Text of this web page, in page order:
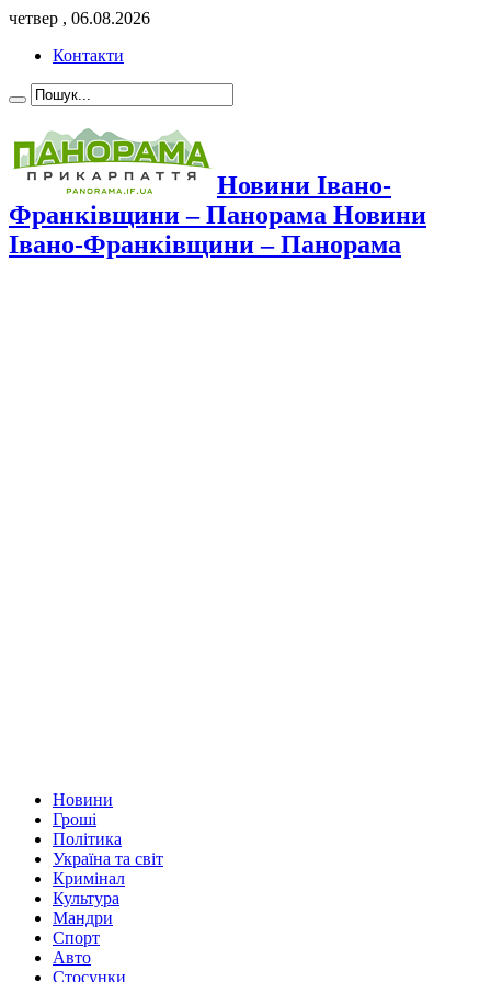
четвер , 06.08.2026
Контакти
Новини Івано-
Франківщини – Панорама Новини
Івано-Франківщини – Панорама
Новини
Гроші
Політика
Україна та світ
Кримінал
Культура
Мандри
Спорт
Авто
Стосунки